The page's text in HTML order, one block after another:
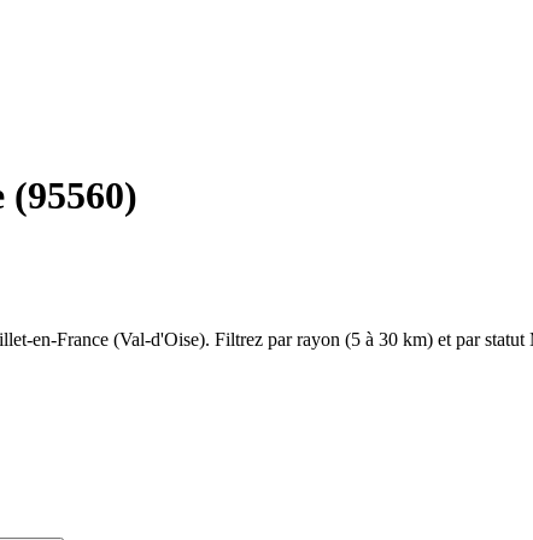
(95560)
en-France (Val-d'Oise). Filtrez par rayon (5 à 30 km) et par